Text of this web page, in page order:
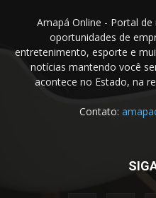
Amapá Online - Portal
oportunidades de
entretenimento, esporte e
notícias mantendo você
acontece no Estado, na
Contato: